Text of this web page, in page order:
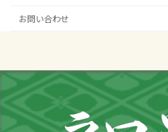
お問い合わせ